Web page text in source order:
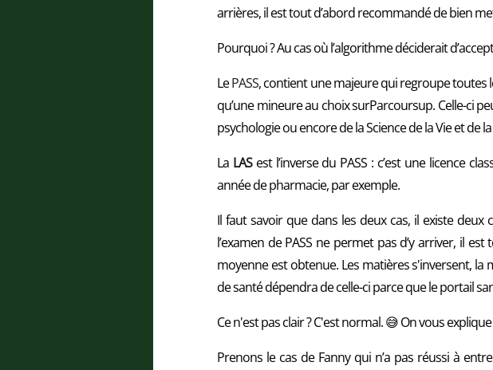
arrières, il est tout d’abord recommandé de bien
Pourquoi ? Au cas où l’algorithme déciderait
LePASS, contient une majeure qui regroupe toutes
qu’une mineure au choix surParcoursup. Celle-ci
psychologie ou encore de la Science de la Vie et de
La LASest l’inverse du PASS : c’est une licence
année de pharmacie, par exemple.
Il faut savoir que dans les deux cas, il existe
l’examen de PASS ne permet pas d’y arriver, il
moyenne est obtenue. Les matières s'inversent, la
de santé dépendra de celle-ci parce que le portail
Ce n'est pas clair ? C'est normal. 😅 On vous
Prenons le cas de Fanny qui n’a pas réussi à